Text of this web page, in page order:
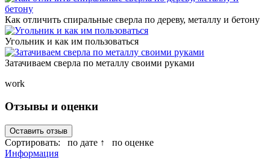
Как отличить спиральные сверла по дереву, металлу и бетону
Угольник и как им пользоваться
Затачиваем сверла по металлу своими руками
work
Отзывы и оценки
Оставить отзыв
Сортировать: по дате ↑
по оценке
Информация